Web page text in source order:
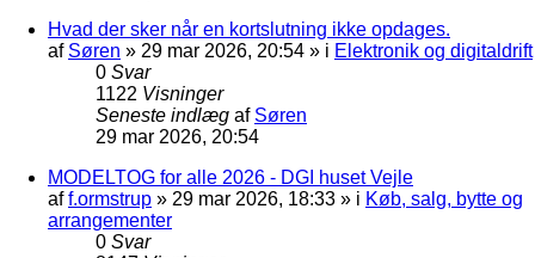
Hvad der sker når en kortslutning ikke opdages.
af Søren » 29 mar 2026, 20:54 » i Elektronik og digitaldrift
0 Svar
1122 Visninger
Seneste indlæg af Søren
29 mar 2026, 20:54
MODELTOG for alle 2026 - DGI huset Vejle
aff.ormstrup » 29 mar 2026, 18:33 » i Køb, salg, bytte og
arrangementer
0 Svar